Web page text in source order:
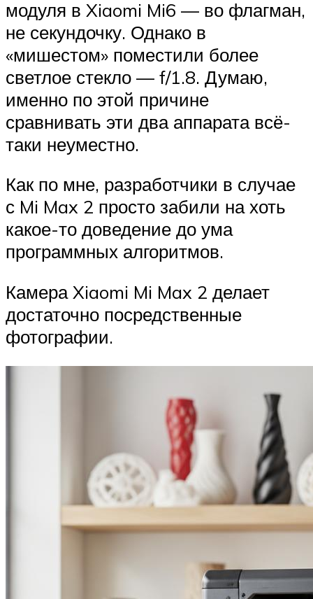
модуля в Xiaomi Mi6 — во флагман,
не секундочку. Однако в
«мишестом» поместили более
светлое стекло — f/1.8. Думаю,
именно по этой причине
сравнивать эти два аппарата всё-
таки неуместно.
Как по мне, разработчики в случае
с Mi Max 2 просто забили на хоть
какое-то доведение до ума
программных алгоритмов.
Камера Xiaomi Mi Max 2 делает
достаточно посредственные
фотографии.